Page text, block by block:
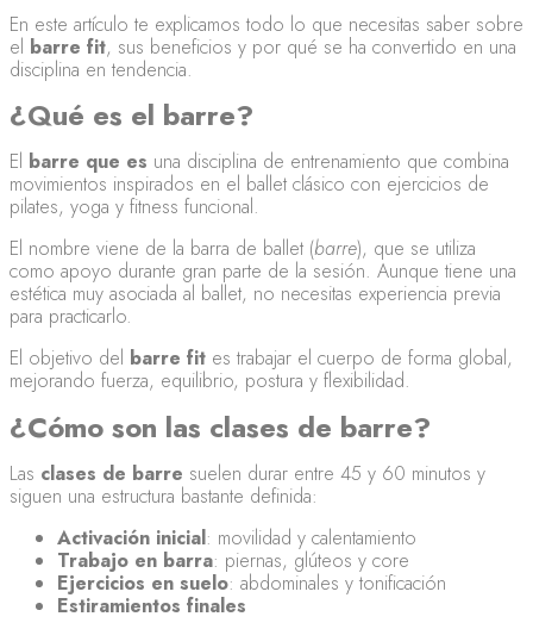
En este artículo te explicamos todo lo que necesitas saber sobre
el barre fit, sus beneficios y por qué se ha convertido en una
disciplina en tendencia.
¿Qué es el barre?
El barre que es una disciplina de entrenamiento que combina
movimientos inspirados en el ballet clásico con ejercicios de
pilates, yoga y fitness funcional.
El nombre viene de la barra de ballet (barre), que se utiliza
como apoyo durante gran parte de la sesión. Aunque tiene una
estética muy asociada al ballet, no necesitas experiencia previa
para practicarlo.
El objetivo del barre fit es trabajar el cuerpo de forma global,
mejorando fuerza, equilibrio, postura y flexibilidad.
¿Cómo son las clases de barre?
Las clases de barre suelen durar entre 45 y 60 minutos y
siguen una estructura bastante definida:
Activación inicial: movilidad y calentamiento
Trabajo en barra: piernas, glúteos y core
Ejercicios en suelo: abdominales y tonificación
Estiramientos finales